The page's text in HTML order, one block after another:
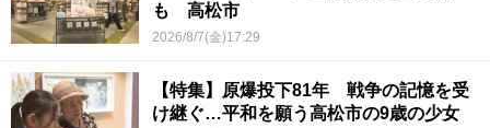
も 高松市
2026/8/7(金)17:29
【特集】原爆投下81年 戦争の記憶を受
け継ぐ…平和を願う高松市の9歳の少女